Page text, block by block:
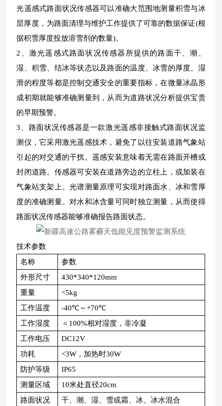
光遥感式路面状况传感器可以准确大范围地测量积雪与冰
层厚度，为路面清理与维护工作提供了可靠的数据保证(根
据积雪厚度投放溶雪剂的数量)。
2、激光遥感式路面状况传感器所提供的路面干、潮、
湿、积雪、结冰等状态以及路面的温度、冰雪的厚度、湿
滑的程度等都是控制交通安全的重要指标，在微量冰晶形
成初期就能够准确测量到，从而为道路状况分析提供宝贵
的早期预警。
3、路面状况传感器是一款激光遥感非接触式路面状况监
测仪，它采用激光遥感技术，避免了以往安装道路气象站
引起的对交通的干扰。遥感安装意味着无需在路面开槽或
封闭道路。传感器可安装在道路旁边的立柱上，或加装在
气象站支架上。光谱测量原理可实现对路面水、冰和雪厚
度的准确测量。对水和冰含量可同时独立测量，从而使得
路面状况传感器能够准确报告路面状态。
技术参数
名称
参数
外形尺寸
430*340*120mm
重量
<5kg
工作温度
-40℃～+70℃
工作湿度
＜100%相对湿度，非冷凝
工作电压
DC12V
功耗
<3W，加热时30W
防护等级
IP65
测量区域
10米处直径20cm
路面状况
干、潮、湿、雪或霜、冰、冰水混合